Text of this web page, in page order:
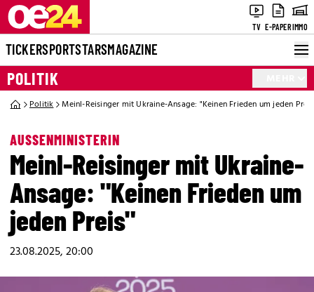
TV E-PAPERIMMO
TICKERSPORTSTARSMAGAZINE
POLITIK
Politik Meinl-Reisinger mit Ukraine-Ansage: "Keinen Frieden um jeden
AUSSENMINISTERIN
Meinl-Reisinger mit Ukraine-
Ansage: "Keinen Frieden um
jeden Preis"
23.08.2025, 20:00